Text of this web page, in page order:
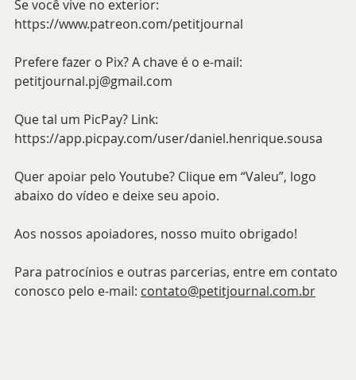
Se você vive no exterior:
https://www.patreon.com/petitjournal
Prefere fazer o Pix? A chave é o e-mail:
petitjournal.pj@gmail.com
Que tal um PicPay? Link:
https://app.picpay.com/user/daniel.henrique.sousa
Quer apoiar pelo Youtube? Clique em “Valeu”, logo
abaixo do vídeo e deixe seu apoio.
Aos nossos apoiadores, nosso muito obrigado!
Para patrocínios e outras parcerias, entre em contato
conosco pelo e-mail: contato@petitjournal.com.br